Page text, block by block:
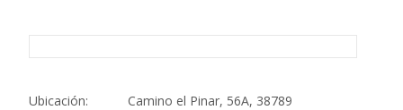
Ubicación:
Camino el Pinar, 56A, 38789